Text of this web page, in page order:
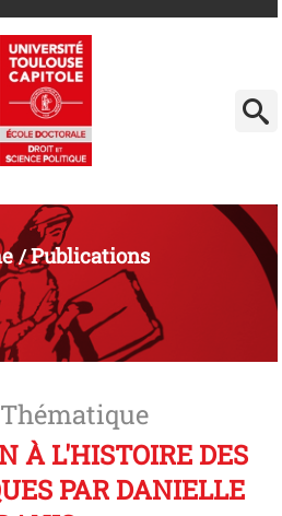
/Publications
Thématique
À L'HISTOIRE DES
PAR DANIELLE